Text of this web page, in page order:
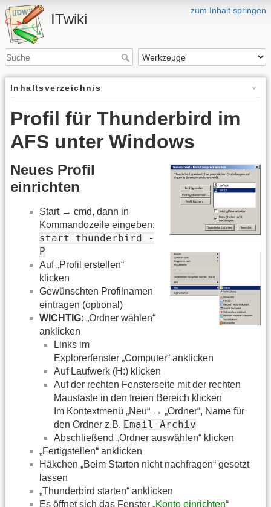
zum Inhalt springen
ITwiki
Inhaltsverzeichnis
Profil für Thunderbird im
AFS unter Windows
Neues Profil
einrichten
Start → cmd, dann in
Kommandozeile eingeben:
start thunderbird -
P
Auf „Profil erstellen“
klicken
Gewünschten Profilnamen
eintragen (optional)
WICHTIG: „Ordner wählen“
anklicken
Links im
Explorerfenster „Computer“ anklicken
Auf Laufwerk (H:) klicken
Auf der rechten Fensterseite mit der rechten
Maustaste in den freien Bereich klicken
Im Kontextmenü „Neu“ → „Ordner“, Name für
den Ordner z.B. Email-Archiv
Abschließend „Ordner auswählen“ klicken
„Fertigstellen“ anklicken
Häkchen „Beim Starten nicht nachfragen“ gesetzt
lassen
„Thunderbird starten“ anklicken
Es öffnet sich das Fenster „Konto einrichten“